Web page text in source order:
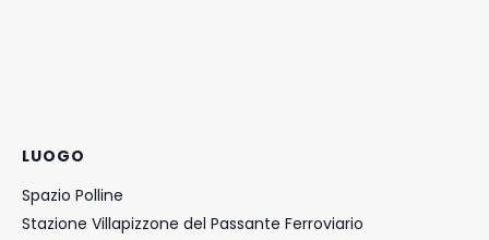
LUOGO
Spazio Polline
Stazione Villapizzone del Passante Ferroviario